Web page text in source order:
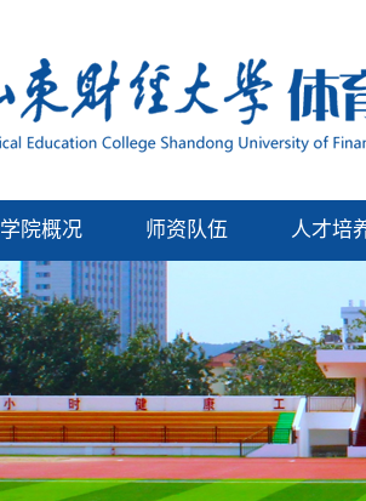
学院概况 师资队伍 人才培